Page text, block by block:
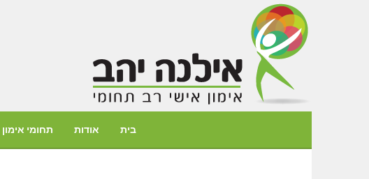
דילוג
לתוכן
בית אודות תחומי אימון